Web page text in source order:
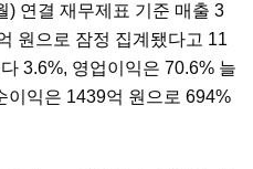
연결 재무제표 기준 매출 3
원으로 잠정 집계됐다고 11
3.6%, 영업이익은 70.6% 늘
이익은 1439억 원으로 694%